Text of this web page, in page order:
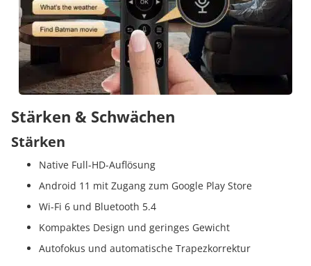
Stärken & Schwächen
Stärken
Native Full-HD-Auflösung
Android 11 mit Zugang zum Google Play Store
Wi-Fi 6 und Bluetooth 5.4
Kompaktes Design und geringes Gewicht
Autofokus und automatische Trapezkorrektur